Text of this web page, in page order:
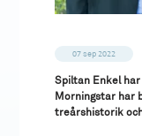
07 sep 2022
Spiltan Enkel
Morningstar har
treårshistorik